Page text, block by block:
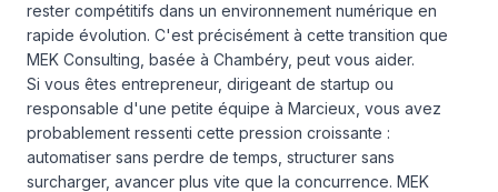
rester compétitifs dans un environnement numérique en
rapide évolution. C'est précisément à cette transition que
MEK Consulting, basée à Chambéry, peut vous aider.
Si vous êtes entrepreneur, dirigeant de startup ou
responsable d'une petite équipe à Marcieux, vous avez
probablement ressenti cette pression croissante :
automatiser sans perdre de temps, structurer sans
surcharger, avancer plus vite que la concurrence. MEK